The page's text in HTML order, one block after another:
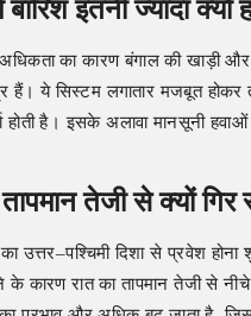
इतनी ज्यादा क्यों
अधिकता का कारण बंगाल की खाड़ी
हैं। ये सिस्टम लगातार मजबूत होकर
होती है। इसके अलावा मानसूनी
तेजी से क्यों गिर
उत्तर–पश्चिमी दिशा से प्रवेश होना
कारण रात का तापमान तेजी से